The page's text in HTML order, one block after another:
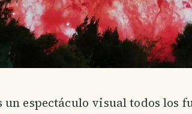
un espectáculo visual todos los